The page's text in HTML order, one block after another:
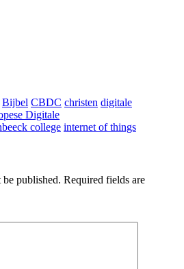
Bijbel CBDC christen digitale
Digitale
college internet of things
published. Required fields are